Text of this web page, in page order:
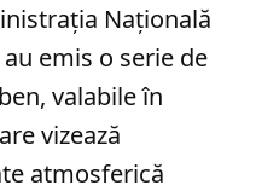
Națională
emis o serie de
valabile în
vizează
atmosferică